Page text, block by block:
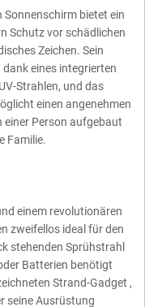
bietet ein
Schutz vor schädlichen
Zeichen. Sein
eines integrierten
Strahlen, und das
einen angenehmen
Person aufgebaut
Familie.
einem revolutionären
zweifellos ideal für den
stehenden Sprühstrahl
Batterien benötigt
Strand-Gadget ,
seine Ausrüstung